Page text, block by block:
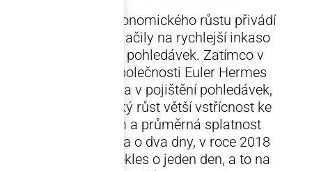
Pomalejší tempo ekonomického růstu přivádí
firmy k tomu, aby tlačily na rychlejší inkaso
svých obchodních pohledávek. Zatímco v
roce 2017 podle společnosti Euler Hermes
(EH), globálního lídra v pojištění pohledávek,
umožnil ekonomický růst větší vstřícnost ke
svým zákazníkům a průměrná splatnost
pohledávek narostla o dva dny, v roce 2018
šlo již o globální pokles o jeden den, a to na